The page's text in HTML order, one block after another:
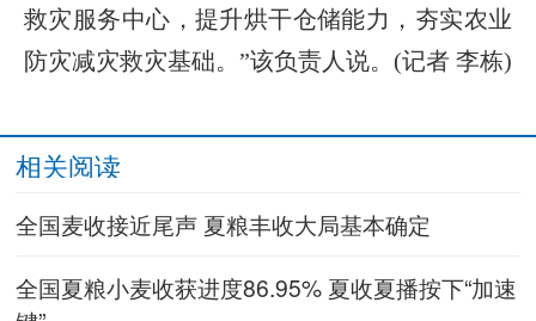
救灾服务中心，提升烘干仓储能力，夯实农业
防灾减灾救灾基础。”该负责人说。(记者 李栋)
相关阅读
全国麦收接近尾声 夏粮丰收大局基本确定
全国夏粮小麦收获进度86.95% 夏收夏播按下“加速